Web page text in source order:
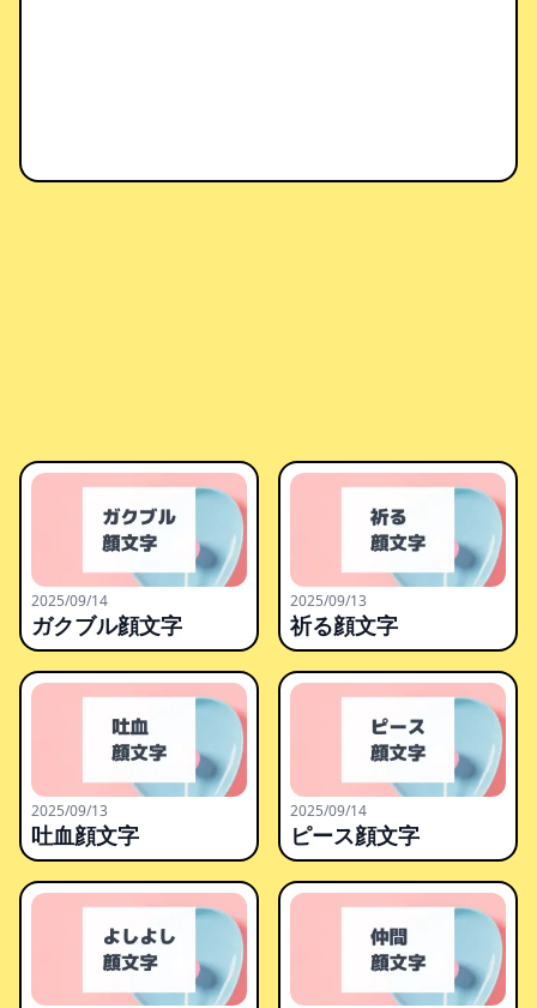
2025/09/14
ガクブル顔文字
2025/09/13
祈る顔文字
2025/09/13
吐血顔文字
2025/09/14
ピース顔文字